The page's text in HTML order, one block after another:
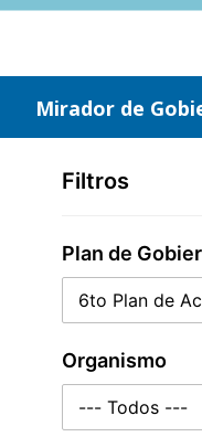
Saltar
Mirador de
Filtros
Plan de
Organismo